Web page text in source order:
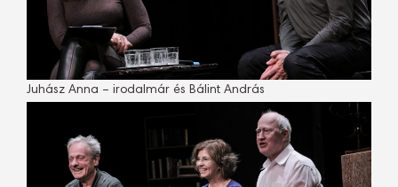
Juhász Anna – irodalmár és Bálint András